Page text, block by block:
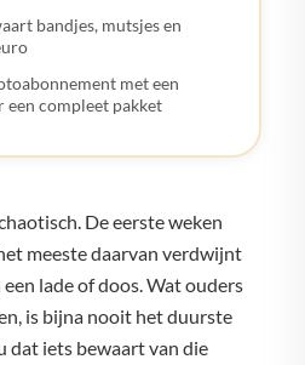
bandjes, mutsjes en
met een
een compleet pakket
De eerste weken
meeste daarvan verdwijnt
lade of doos. Wat ouders
is bijna nooit het duurste
dat iets bewaart van die